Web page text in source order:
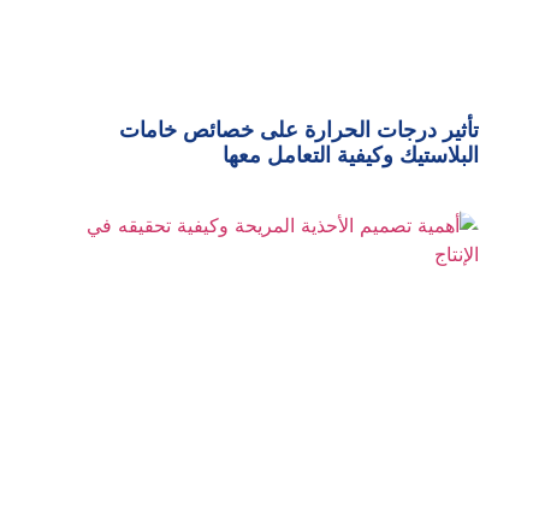
تأثير درجات الحرارة على خصائص خامات
البلاستيك وكيفية التعامل معها